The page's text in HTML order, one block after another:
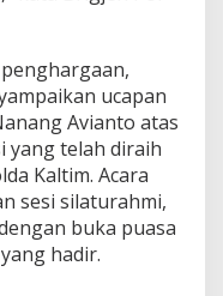
ucapan
Avianto atas
yang telah diraih
Kaltim. Acara
sesi silaturahmi,
buka puasa
hadir.